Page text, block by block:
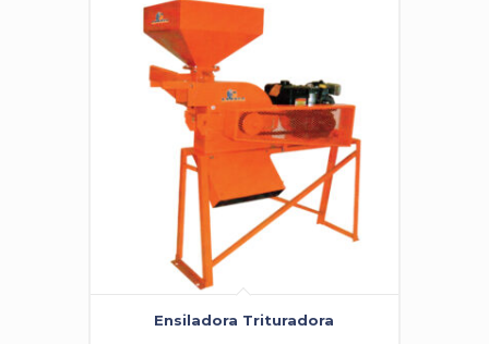
Ensiladora Trituradora